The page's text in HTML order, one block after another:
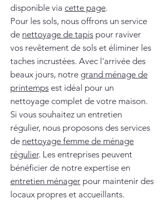
disponible via cette page.
Pour les sols, nous offrons un service
de nettoyage de tapis pour raviver
vos revêtement de sols et éliminer les
taches incrustées. Avec l'arrivée des
beaux jours, notre grand ménage de
printemps est idéal pour un
nettoyage complet de votre maison.
Si vous souhaitez un entretien
régulier, nous proposons des services
de nettoyage femme de ménage
régulier. Les entreprises peuvent
bénéficier de notre expertise en
entretien ménager pour maintenir des
locaux propres et accueillants.